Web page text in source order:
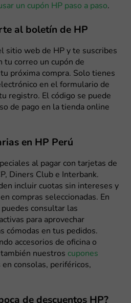
un cupón HP paso a paso.
al boletín de HP
sitio web de HP y te suscribes
tu correo un cupón de
próxima compra. Solo tienes
en el formulario de
registro. El código se puede
de pago en la tienda online
en HP Perú
al pagar con tarjetas de
Diners Club e Interbank.
incluir cuotas sin intereses y
compras seleccionadas. En
consultar las
para aprovechar
cómodas en tus pedidos.
accesorios de oficina o
nuestros cupones
en consolas, periféricos,
de descuentos HP?